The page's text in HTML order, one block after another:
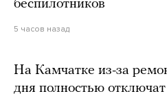
беспилотников
5 часов назад
На Камчатке из-за
дня полностью